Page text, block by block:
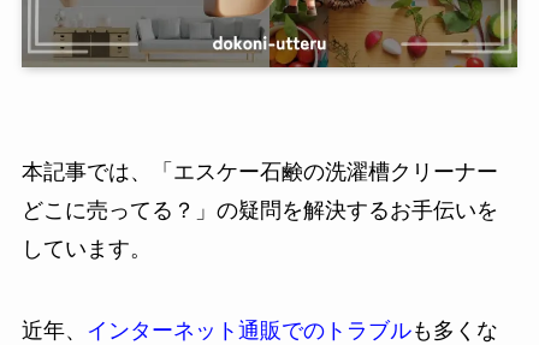
本記事では、「エスケー石鹸の洗濯槽クリーナー
どこに売ってる？」の疑問を解決するお手伝いを
しています。
近年、 インターネット通販でのトラブルも多くな